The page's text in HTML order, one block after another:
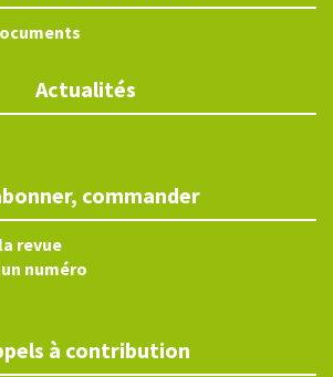
Actualités
commander
revue
numéro
à contribution